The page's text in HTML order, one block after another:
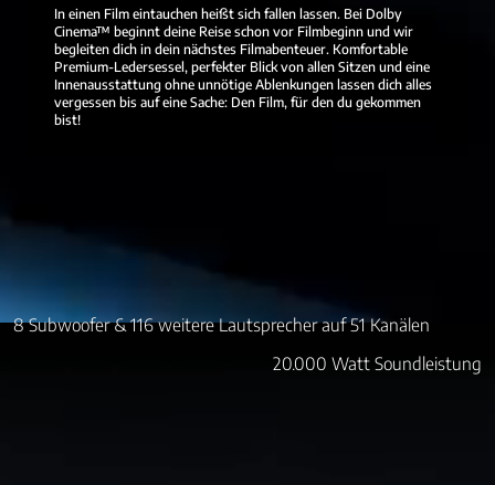
In einen Film eintauchen heißt sich fallen lassen. Bei Dolby
Cinema™ beginnt deine Reise schon vor Filmbeginn und wir
begleiten dich in dein nächstes Filmabenteuer. Komfortable
Premium-Ledersessel, perfekter Blick von allen Sitzen und eine
Innenausstattung ohne unnötige Ablenkungen lassen dich alles
vergessen bis auf eine Sache: Den Film, für den du gekommen
bist!
8 Subwoofer & 116 weitere Lautsprecher auf 51 Kanälen
20.000 Watt Soundleistung